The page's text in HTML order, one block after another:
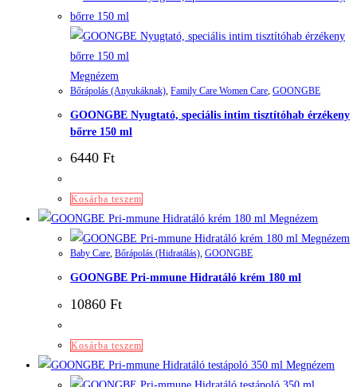
Megnézem
Bőrápolás (Anyukáknak), Family Care Women Care, GOONGBE
GOONGBE Nyugtató, speciális intim tisztítóhab érzékeny
bőrre 150 ml
6440 Ft
Kosárba teszem
Megnézem
Megnézem
Baby Care, Bőrápolás (Hidratálás), GOONGBE
GOONGBE Pri-mmune Hidratáló krém 180 ml
10860 Ft
Kosárba teszem
Megnézem